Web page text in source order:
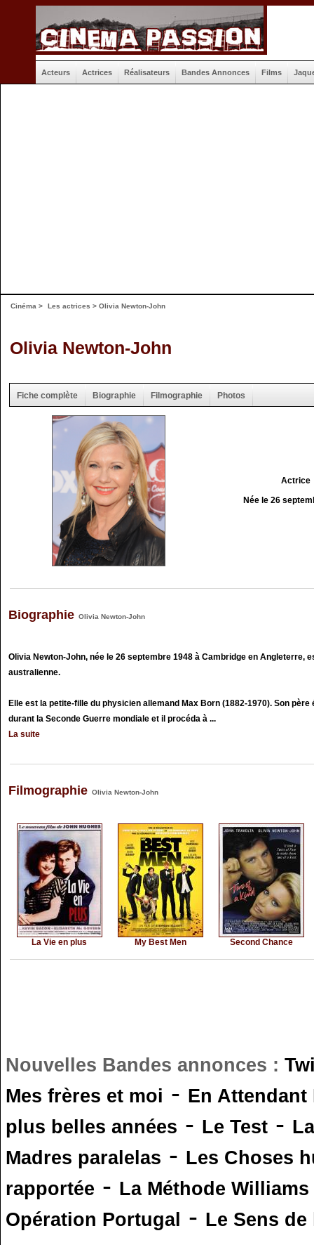
Acteurs Actrices Réalisateurs Bandes Annonces Films
Cinéma > Les actrices > Olivia Newton-John
Olivia Newton-John
Fiche complète Biographie Filmographie Photos
Actrice
Née le 26
Biographie Olivia Newton-John
Olivia Newton-John, née le 26 septembre 1948 à Cambridge en Angleterre,
australienne.
Elle est la petite-fille du physicien allemand Max Born (1882-1970). Son
durant la Seconde Guerre mondiale et il procéda à ...
La suite
Filmographie Olivia Newton-John
La Vie en plus My Best Men Second Chance
Nouvelles Bandes annonces :
Mes frères et moi - En
plus belles années - Le Test -
Madres paralelas - Les Choses
rapportée - La Méthode Williams
Opération Portugal - Le Sens